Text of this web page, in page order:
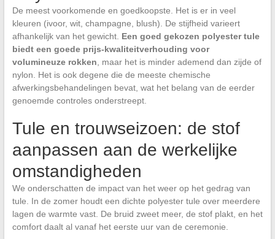
De meest voorkomende en goedkoopste. Het is er in veel
kleuren (ivoor, wit, champagne, blush). De stijfheid varieert
afhankelijk van het gewicht. Een goed gekozen polyester tule
biedt een goede prijs-kwaliteitverhouding voor
volumineuze rokken , maar het is minder ademend dan zijde of
nylon. Het is ook degene die de meeste chemische
afwerkingsbehandelingen bevat, wat het belang van de eerder
genoemde controles onderstreept.
Tule en trouwseizoen: de stof
aanpassen aan de werkelijke
omstandigheden
We onderschatten de impact van het weer op het gedrag van
tule. In de zomer houdt een dichte polyester tule over meerdere
lagen de warmte vast. De bruid zweet meer, de stof plakt, en het
comfort daalt al vanaf het eerste uur van de ceremonie.